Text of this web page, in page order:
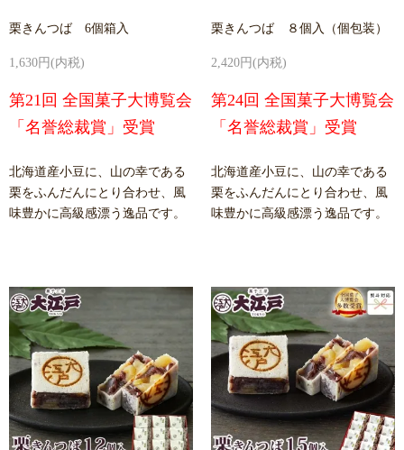
栗きんつば 6個箱入
1,630円(内税)
第21回 全国菓子大博覧会
「名誉総裁賞」受賞
北海道産小豆に、山の幸である
栗をふんだんにとり合わせ、風
味豊かに高級感漂う逸品です。
栗きんつば ８個入（個包装）
2,420円(内税)
第24回 全国菓子大博覧会
「名誉総裁賞」受賞
北海道産小豆に、山の幸である
栗をふんだんにとり合わせ、風
味豊かに高級感漂う逸品です。